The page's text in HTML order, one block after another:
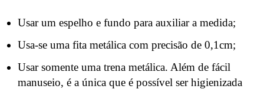
Usar um espelho e fundo para auxiliar a medida;
Usa-se uma fita metálica com precisão de 0,1cm;
Usar somente uma trena metálica. Além de fácil
manuseio, é a única que é possível ser higienizada